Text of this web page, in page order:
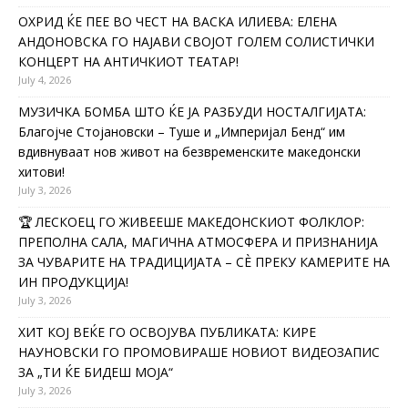
ОХРИД ЌЕ ПЕЕ ВО ЧЕСТ НА ВАСКА ИЛИЕВА: ЕЛЕНА
АНДОНОВСКА ГО НАЈАВИ СВОЈОТ ГОЛЕМ СОЛИСТИЧКИ
КОНЦЕРТ НА АНТИЧКИОТ ТЕАТАР!
July 4, 2026
МУЗИЧКА БОМБА ШТО ЌЕ ЈА РАЗБУДИ НОСТАЛГИЈАТА:
Благојче Стојановски – Туше и „Империјал Бенд“ им
вдивнуваат нов живот на безвременските македонски
хитови!
July 3, 2026
🏆 ЛЕСКОЕЦ ГО ЖИВЕЕШЕ МАКЕДОНСКИОТ ФОЛКЛОР:
ПРЕПОЛНА САЛА, МАГИЧНА АТМОСФЕРА И ПРИЗНАНИЈА
ЗА ЧУВАРИТЕ НА ТРАДИЦИЈАТА – СÈ ПРЕКУ КАМЕРИТЕ НА
ИН ПРОДУКЦИЈА!
July 3, 2026
ХИТ КОЈ ВЕЌЕ ГО ОСВОЈУВА ПУБЛИКАТА: КИРЕ
НАУНОВСКИ ГО ПРОМОВИРАШЕ НОВИОТ ВИДЕОЗАПИС
ЗА „ТИ ЌЕ БИДЕШ МОЈА“
July 3, 2026